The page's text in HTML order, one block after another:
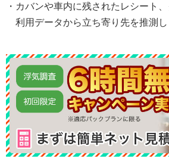
カバンや車内に残されたレシート
利用データから立ち寄り先を推測し